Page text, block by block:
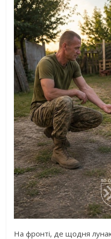
На фронті, де щодня